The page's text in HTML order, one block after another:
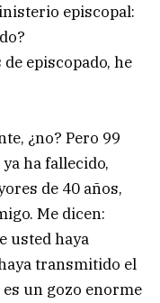
episcopal:
episcopado, he
¿no? Pero 99
ha fallecido,
de 40 años,
Me dicen:
usted haya
transmitido el
un gozo enorme